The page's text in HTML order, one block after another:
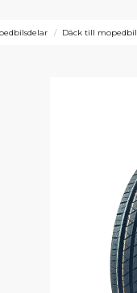
Däck till mopedbil